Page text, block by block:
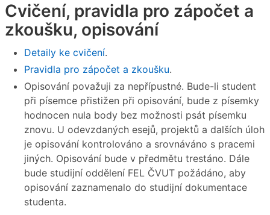
Cvičení, pravidla pro zápočet a
zkoušku, opisování
Detaily ke cvičení.
Pravidla pro zápočet a zkoušku.
Opisování považuji za nepřípustné. Bude-li student
při písemce přistižen při opisování, bude z písemky
hodnocen nula body bez možnosti psát písemku
znovu. U odevzdaných esejů, projektů a dalších úloh
je opisování kontrolováno a srovnáváno s pracemi
jiných. Opisování bude v předmětu trestáno. Dále
bude studijní oddělení FEL ČVUT požádáno, aby
opisování zaznamenalo do studijní dokumentace
studenta.